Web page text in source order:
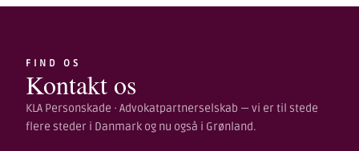
FIND OS
Kontakt os
KLA Personskade · Advokatpartnerselskab — vi er til stede
flere steder i Danmark og nu også i Grønland.